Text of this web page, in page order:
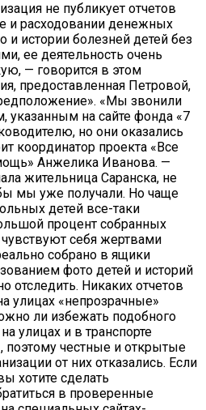
не публикует отчетов
и расходовании денежных
и истории болезней детей без
ее деятельность очень
— говорится в этом
предоставленная Петровой,
«Мы звонили
на сайте фонда «7
но они оказались
координатор проекта «Все
Анжелика Иванова. —
жительница Саранска, не
мы уже получали. Но чаще
детей все-таки
процент собранных
себя жертвами
собрано в ящики
фото детей и историй
отследить. Никаких отчетов
улицах «непрозрачные»
ли избежать подобного
улицах и в транспорте
поэтому честные и открытые
от них отказались. Если
хотите сделать
в проверенные